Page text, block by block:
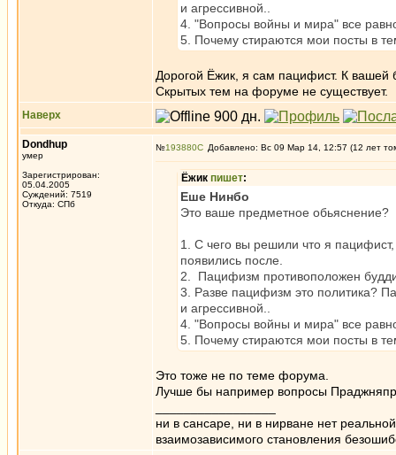
и агрессивной..
4. "Вопросы войны и мира" все
5. Почему стираются мои посты в
Дорогой Ёжик, я сам пацифист. К
Скрытых тем на форуме не существует.
Наверх
Dondhup
умер
Зарегистрирован:
05.04.2005
Суждений: 7519
Откуда: СПб
№193880 Добавлено: Вс 09 Мар 14, 12:57 (12 лет
Ёжик пишет:
Еше Нинбо
Это ваше предметное обьяснение?
1. С чего вы решили что я
появились после.
2. Пацифизм противоположен
3. Разве пацифизм это политика?
и агрессивной..
4. "Вопросы войны и мира" все
5. Почему стираются мои посты в
Это тоже не по теме форума.
Лучше бы например вопросы
ни в сансаре, ни в нирване нет
взаимозависимого становления